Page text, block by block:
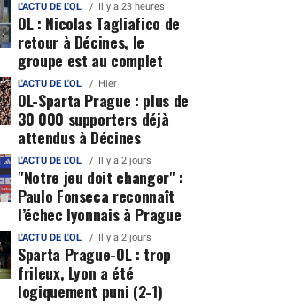
L'ACTU DE L'OL Il y a 23 heures
OL : Nicolas Tagliafico de
retour à Décines, le
groupe est au complet
L'ACTU DE L'OL Hier
OL-Sparta Prague : plus de
30 000 supporters déjà
attendus à Décines
L'ACTU DE L'OL Il y a 2 jours
"Notre jeu doit changer" :
Paulo Fonseca reconnaît
l’échec lyonnais à Prague
L'ACTU DE L'OL Il y a 2 jours
Sparta Prague-OL : trop
frileux, Lyon a été
logiquement puni (2-1)